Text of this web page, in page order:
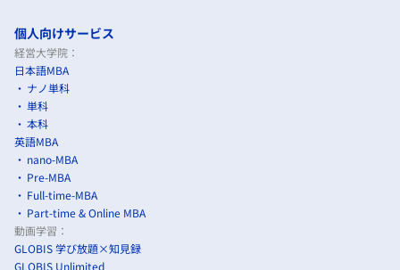
個人向けサービス
経営大学院：
日本語MBA
ナノ単科
単科
本科
英語MBA
nano-MBA
Pre-MBA
Full-time-MBA
Part-time & Online MBA
動画学習：
GLOBIS 学び放題×知見録
GLOBIS Unlimited